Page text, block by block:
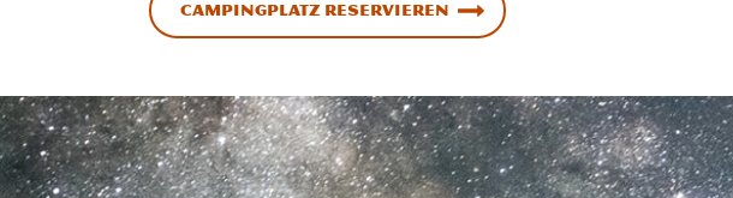
Campingplatz reservieren